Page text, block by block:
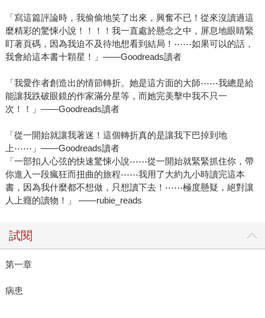
「寫這篇評論時，我偷偷地笑了出來，興奮不已！從來沒讀過這
麼精彩的驚悚小說！！！！我一直處於懸念之中，屏息地眼睛緊
盯著頁碼，因為我迫不及待地想看到結局！⋯⋯如果可以的話，
我會給這本書十顆星！」——Goodreads讀者
「我愛作者創造出的情節轉折。她是這方面的大師⋯⋯我總是給
能讓我跌破眼鏡的作家滿分星等，而她完美擊中我不只一
次！！」——Goodreads讀者
「從一開始就讓我著迷！這個轉折真的是讓我下巴掉到地
上⋯⋯」——Goodreads讀者
「一部扣人心弦的快速驚悚小說⋯⋯從一開始就緊緊抓住你，帶
你進入一段瘋狂而扭曲的旅程⋯⋯我用了大約九小時讀完這本
書，因為我什麼都不想做，只想讀下去！⋯⋯極度懸疑，絕對讓
人上癮的讀物！」 ——rubie_reads
試閱
第一章
病患